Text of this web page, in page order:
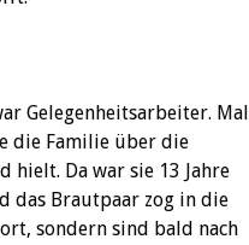
Gelegenheitsarbeiter. Mal
die Familie über die
hielt. Da war sie 13 Jahre
das Brautpaar zog in die
sondern sind bald nach